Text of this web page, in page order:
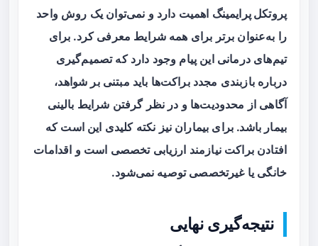
پروتکل پرایمینگ اهمیت دارد و نمی‌توان یک روش واحد
را به‌عنوان برتر برای همه شرایط معرفی کرد. برای
تیم‌های درمانی این پیام وجود دارد که تصمیم‌گیری
درباره بازبندی مجدد براکت‌ها باید مبتنی بر شواهد،
آگاهی از محدودیت‌ها و در نظر گرفتن شرایط بالینی
بیمار باشد. برای بیماران نیز نکته کلیدی این است که
افتادن براکت نیازمند ارزیابی تخصصی است و اقدامات
خانگی یا غیرتخصصی توصیه نمی‌شود.
نتیجه‌گیری نهایی